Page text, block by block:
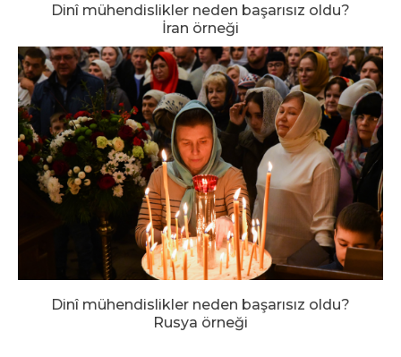
Dinî mühendislikler neden başarısız oldu?
İran örneği
Dinî mühendislikler neden başarısız oldu?
Rusya örneği